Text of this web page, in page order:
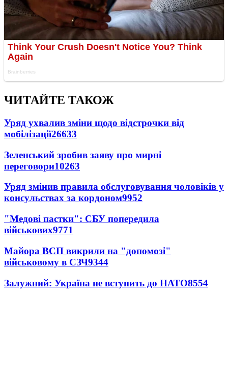
ЧИТАЙТЕ ТАКОЖ
Уряд ухвалив зміни щодо відстрочки від
мобілізації26633
Зеленський зробив заяву про мирні
переговори10263
Уряд змінив правила обслуговування чоловіків у
консульствах за кордоном9952
"Медові пастки": СБУ попередила
військових9771
Майора ВСП викрили на "допомозі"
військовому в СЗЧ9344
Залужний: Україна не вступить до НАТО8554